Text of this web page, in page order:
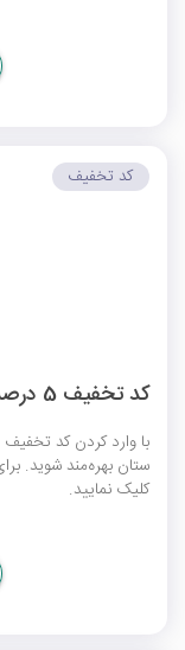
کد تخفیف 5 درصدی گل ستان
ستان بهره‌مند شوید.
کلیک نمایید.
کد تخفیف